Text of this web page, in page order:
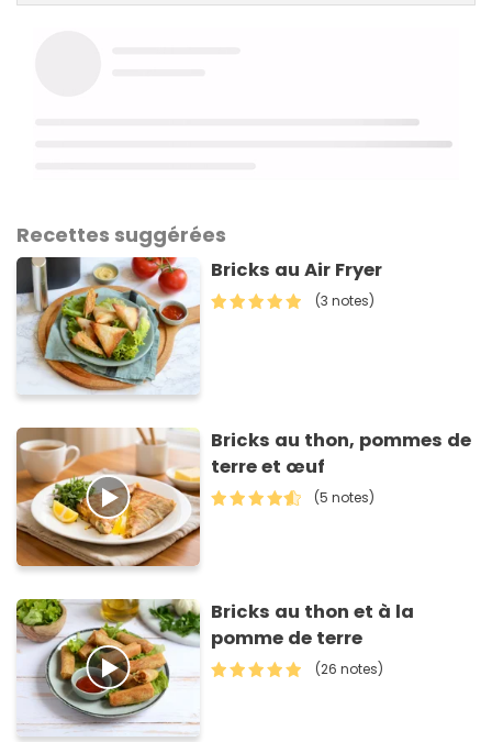
Recettes suggérées
Bricks au Air Fryer
(3 notes)
Bricks au thon, pommes de
terre et œuf
(5 notes)
Bricks au thon et à la
pomme de terre
(26 notes)